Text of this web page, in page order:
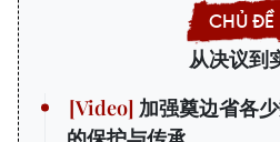
从决议到
加强奠边省各